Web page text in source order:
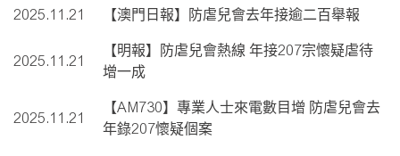
2025.11.21 【澳門日報】防虐兒會去年接逾二百舉報
2025.11.21
【明報】防虐兒會熱線 年接207宗懷疑虐待
增一成
2025.11.21
【AM730】專業人士來電數目增 防虐兒會去
年錄207懷疑個案